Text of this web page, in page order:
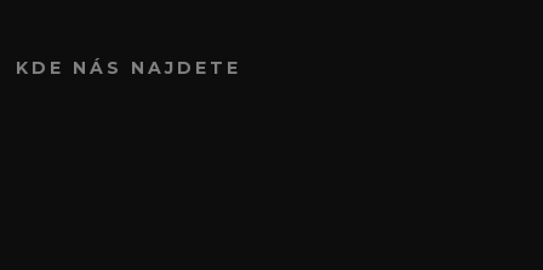
KDE NÁS NAJDETE